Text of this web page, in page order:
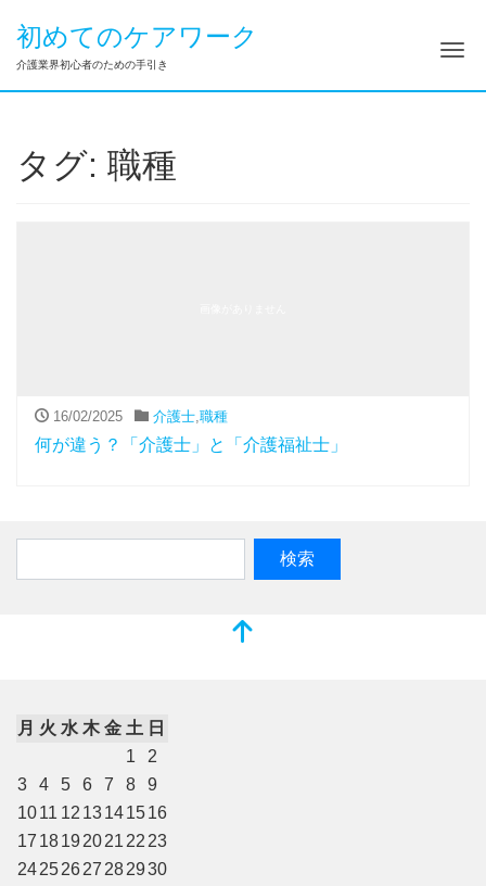
初めてのケアワーク
介護業界初心者のための手引き ナ
タグ: 職種
16/02/2025 介護士,職種
何が違う？「介護士」と「介護福祉士」
月 火 水 木 金 土 日
1
2
3
4 5 6 7 8
9
1011 12 13141516
17 18192021 22 23
24252627 282930